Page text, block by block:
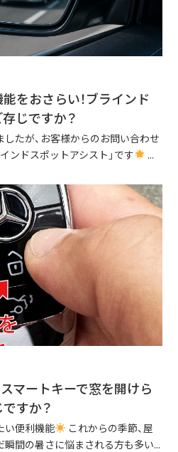
をおさらい！ブラインド
じですか？
たが、お客様からのお問い合わせ
ンドスポットアシスト」です
...
マートキーで窓を開けら
すか？
い便利機能
これからの季節、屋
間の暑さに悩まされる方も多い...